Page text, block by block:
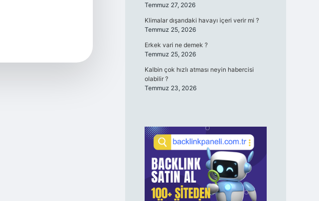
Temmuz 27, 2026
Klimalar dışarıdaki havayı içeri verir mi ?
Temmuz 25, 2026
Erkek vari ne demek ?
Temmuz 25, 2026
Kalbin çok hızlı atması neyin habercisi
olabilir ?
Temmuz 23, 2026